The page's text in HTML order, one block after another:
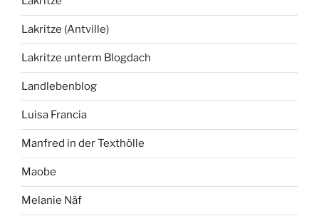
Lakritze (Antville)
Lakritze unterm Blogdach
Landlebenblog
Luisa Francia
Manfred in der Texthölle
Maobe
Melanie Näf